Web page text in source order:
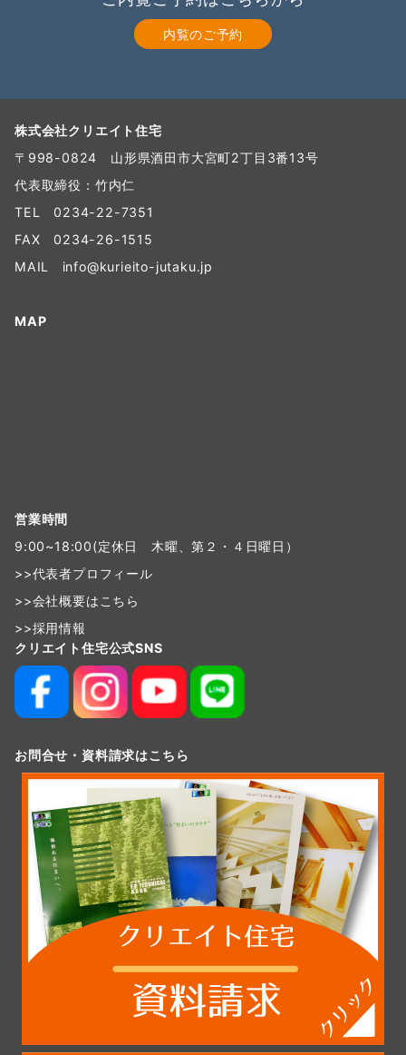
内覧のご予約
株式会社クリエイト住宅
〒998-0824 山形県酒田市大宮町2丁目3番13号
代表取締役：竹内仁
TEL 0234-22-7351
FAX 0234-26-1515
MAIL info@kurieito-jutaku.jp
MAP
営業時間
9:00~18:00(定休日 木曜、第２・４日曜日）
>>代表者プロフィール
>>会社概要はこちら
>>採用情報
クリエイト住宅公式SNS
お問合せ・資料請求はこちら